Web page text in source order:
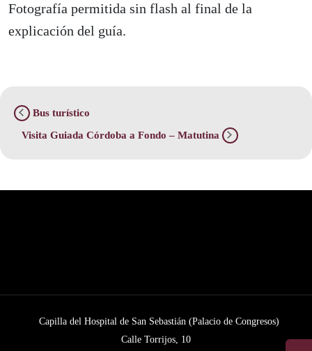
Fotografía permitida sin flash al final de la
explicación del guía.
Bus turístico
Visita Guiada Córdoba a Fondo – Matutina
Capilla del Hospital de San Sebastián (Palacio de Congresos)
Calle Torrijos, 10